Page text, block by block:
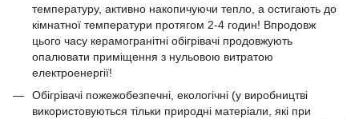
температуру, активно накопичуючи тепло, а остигають до
кімнатної температури протягом 2-4 годин! Впродовж
цього часу керамогранітні обігрівачі продовжують
опалювати приміщення з нульовою витратою
електроенергії!
Обігрівачі пожежобезпечні, екологічні (у виробництві
використовуються тільки природні матеріали, які при